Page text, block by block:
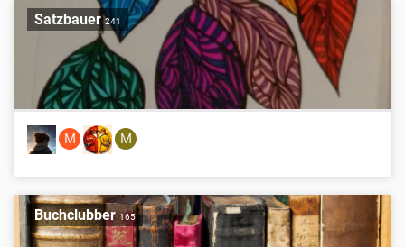
Satzbauer241
M M
Buchclubber165